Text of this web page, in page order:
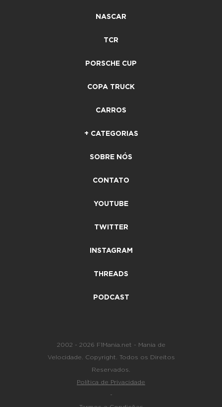
NASCAR
TCR
PORSCHE CUP
COPA TRUCK
CARROS
+ CATEGORIAS
SOBRE NÓS
CONTATO
YOUTUBE
TWITTER
INSTAGRAM
THREADS
PODCAST
2002 - 2026 F1Mania.net - Mania de
Velocidade. Copyright. Todos os Direitos
Reservados.
Política de Privacidade
-